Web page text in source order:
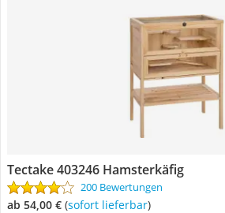
Tectake 403246 Hamsterkäfig
200 Bewertungen
ab 54,00 € ( Sofort lieferbar)